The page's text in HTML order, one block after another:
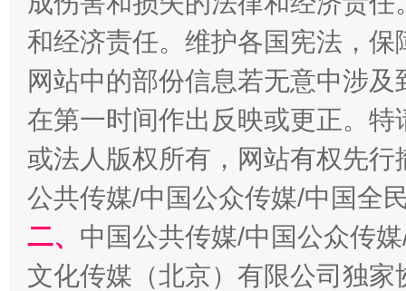
生
和经济责任。维护各国宪法，
网站中的部份信息若无意中涉
在第一时间作出反映或更正。
或法人版权所有，网站有权先
公共传媒/中国公众传媒/中国全
二、 中国公共传媒/中国公众传
文化传媒（北京）有限公司独